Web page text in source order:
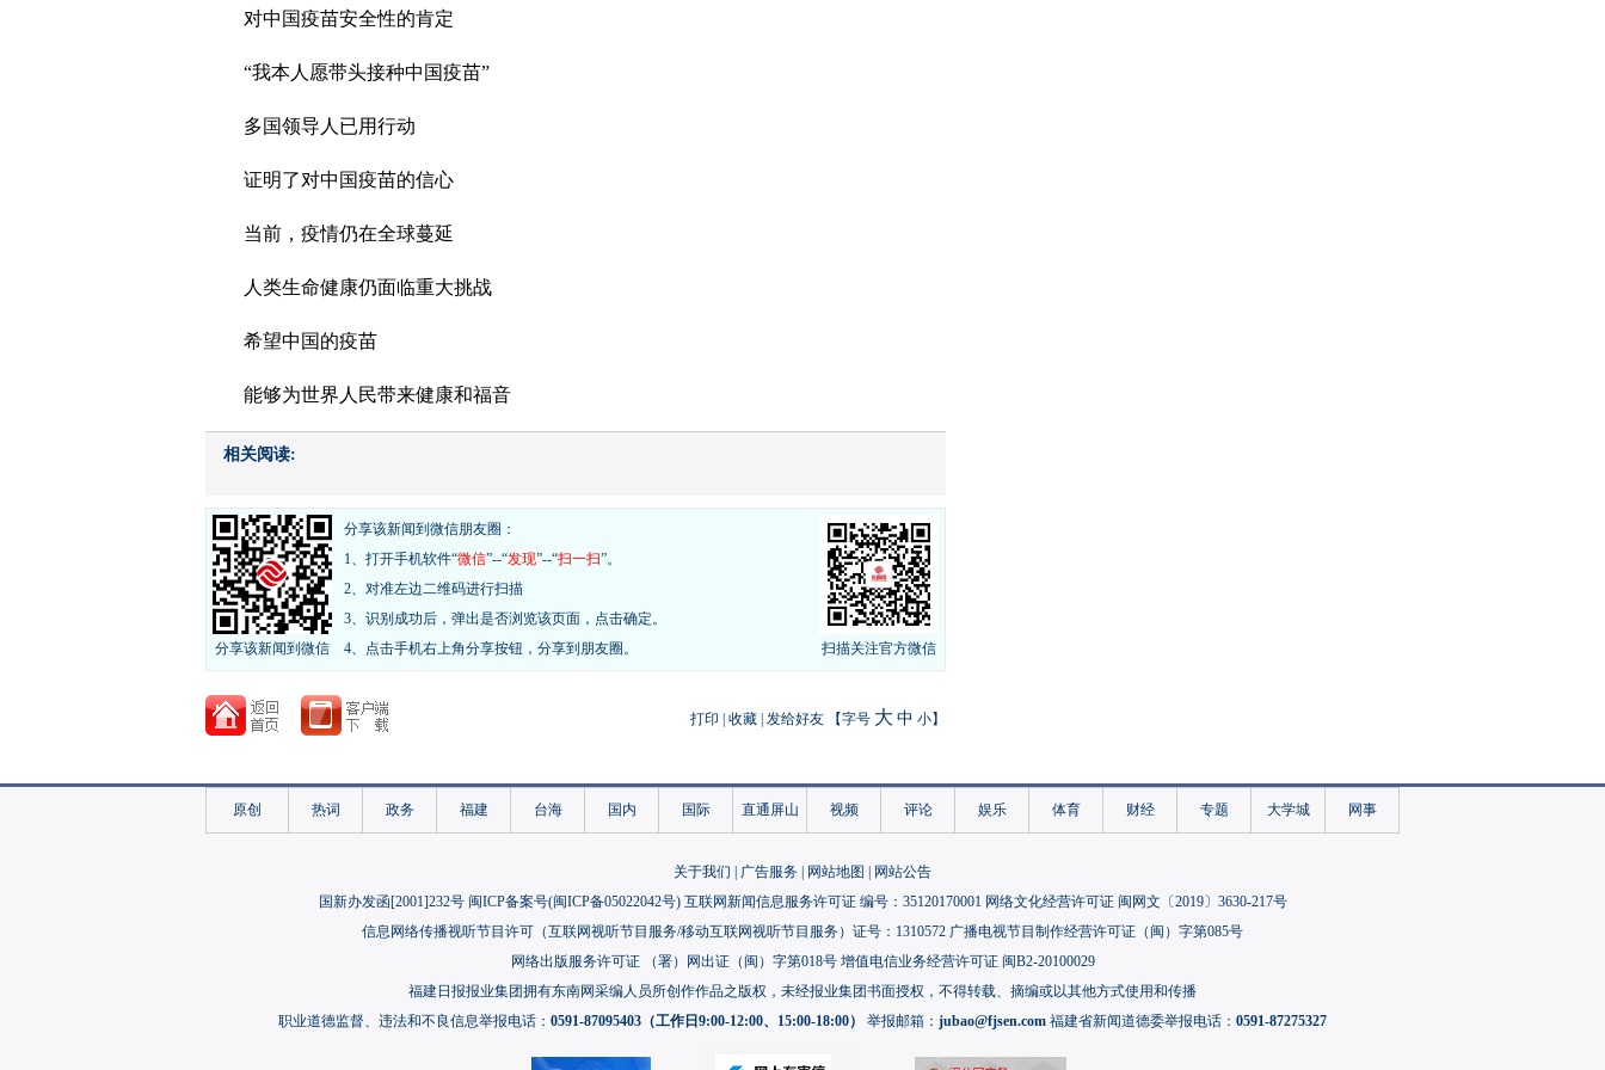
对中国疫苗安全性的肯定
“我本人愿带头接种中国疫苗”
多国领导人已用行动
证明了对中国疫苗的信心
当前，疫情仍在全球蔓延
人类生命健康仍面临重大挑战
希望中国的疫苗
能够为世界人民带来健康和福音
相关阅读:
扫描关注官方微信
分享该新闻到微信
分享该新闻到微信朋友圈：
1、打开手机软件“微信”--“发现”--“扫一扫”。
2、对准左边二维码进行扫描
3、识别成功后，弹出是否浏览该页面，点击确定。
4、点击手机右上角分享按钮，分享到朋友圈。
打印 收藏 发给好友 【字号 大 中 小】
原创 热词 政务 福建 台海 国内 国际 直通屏山 视频 评论 娱乐 体育 财经 专题 大学城 网事
关于我们 广告服务 网站地图
网站公告
国新办发函[2001]232号 闽ICP备案号(闽ICP备05022042号) 互联网新闻信息服务许可证 编号：35120170001 网络文化经营许可证 闽网文〔2019〕3630-217号
信息网络传播视听节目许可（互联网视听节目服务/移动互联网视听节目服务）证号：1310572 广播电视节目制作经营许可证（闽）字第085号
网络出版服务许可证 （署）网出证（闽）字第018号 增值电信业务经营许可证 闽B2-20100029
福建日报报业集团拥有东南网采编人员所创作作品之版权，未经报业集团书面授权，不得转载、摘编或以其他方式使用和传播
职业道德监督、违法和不良信息举报电话： 0591-87095403（工作日9:00-12:00、15:00-18:00） 举报邮箱： jubao@fjsen.com 福建省新闻道德委举报电话： 0591-87275327